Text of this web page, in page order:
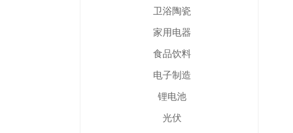
卫浴陶瓷
家用电器
食品饮料
电子制造
锂电池
光伏